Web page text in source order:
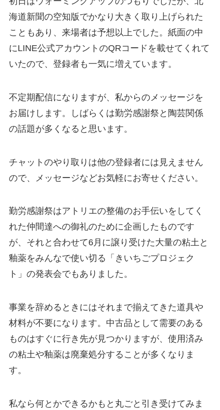
海道新聞の空知版でかなり大きく取り上げられた
こともあり、来場者は予想以上でした。紙面の中
にLINE公式アカウントのQRコードを載せてくれて
いたので、登録者も一気に増えています。
不定期配信になりますが、私からのメッセージを
お届けします。しばらくは勤労感謝祭と陶芸関係
の話題が多くなると思います。
チャットのやり取りは他の登録者には見えません
ので、メッセージなどお気軽にお寄せください。
勤労感謝祭はアトリエの整備のお手伝いをしてく
れた仲間達への御礼のために企画したものです
が、それと合わせて6月に譲り受けた大量の粘土と
釉薬をみんなで使い切る「きいちごプロジェク
ト」の発表会でもありました。
事業を辞めるときにはそれまで揃えてきた道具や
材料が不要になります。中古品として需要のある
ものはすぐに行き先が見つかりますが、使用済み
の粘土や釉薬は廃棄処分することが多くなりま
す。
私なら何とかできるかもと丸ごと引き受けてみま